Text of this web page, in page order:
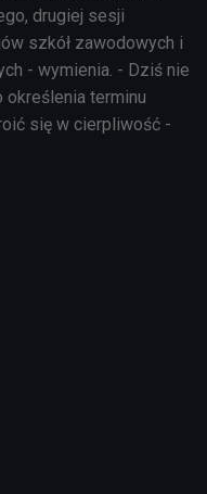
drugiej sesji
szkół zawodowych i
- wymienia. - Dziś nie
określenia terminu
się w cierpliwość -